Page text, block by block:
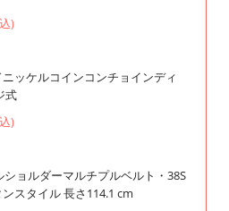
)
ッケルコインコンチョインディ
式
)
ショルダーマルチプルベルト・38S
スタイル 長さ114.1 cm